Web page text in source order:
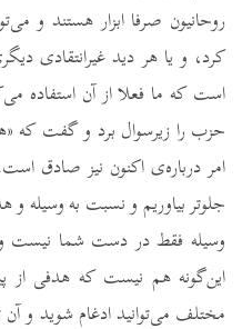
روحانیون صرفا ابزار هستند و
کرد، و یا هر دید غیرانتقادی
است که ما فعلا از آن استفاده
حزب را زیرسوال برد و گفت که
امر درباره‌ی اکنون نیز صادق
جلوتر بیاوریم و نسبت به وسیله
وسیله فقط در دست شما نیست و
این‌گونه هم نیست که هدفی از
مختلف می‌توانید ادغام شوید و